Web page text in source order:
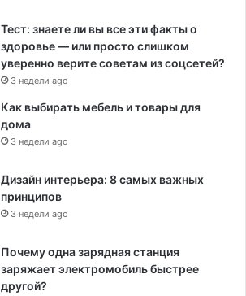
Тест: знаете ли вы все эти факты о
здоровье — или просто слишком
уверенно верите советам из соцсетей?
3 недели ago
Как выбирать мебель и товары для
дома
3 недели ago
Дизайн интерьера: 8 самых важных
принципов
3 недели ago
Почему одна зарядная станция
заряжает электромобиль быстрее
другой?